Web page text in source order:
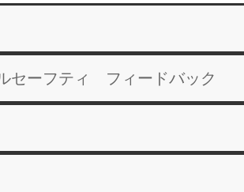
セーフティ フィードバック